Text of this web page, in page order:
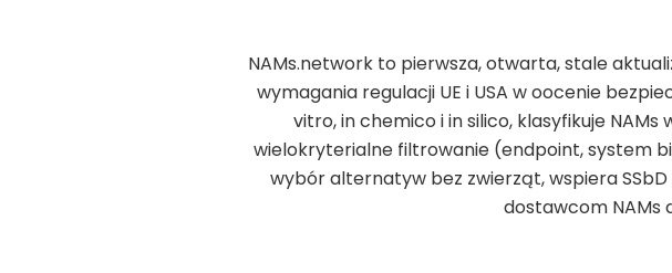
NAMs.network to pierwsza, otwarta, stale
wymagania regulacji UE i USA w oocenie
vitro, in chemico i in silico, klasyfikuje
wielokryterialne filtrowanie (endpoint, system
wybór alternatyw bez zwierząt, wspiera SSbD
dostawcom NAMs